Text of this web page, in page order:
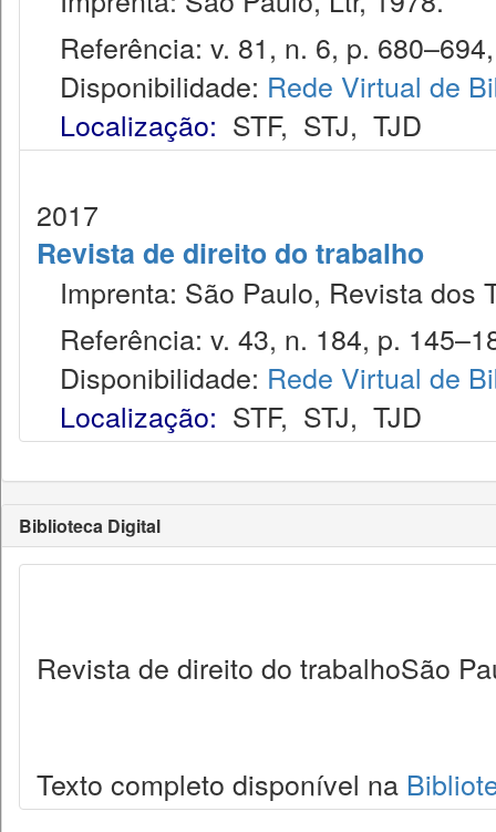
Referência: v. 81, n. 6, p.
Disponibilidade: Rede Virtual de
Localização: STF, STJ, TJD
2017
Revista de direito do trabalho
Imprenta: São Paulo, Revista dos
Referência: v. 43, n. 184, p.
Disponibilidade: Rede Virtual de
Localização: STF, STJ, TJD
Biblioteca Digital
Revista de direito do trabalhoSão
Texto completo disponível na